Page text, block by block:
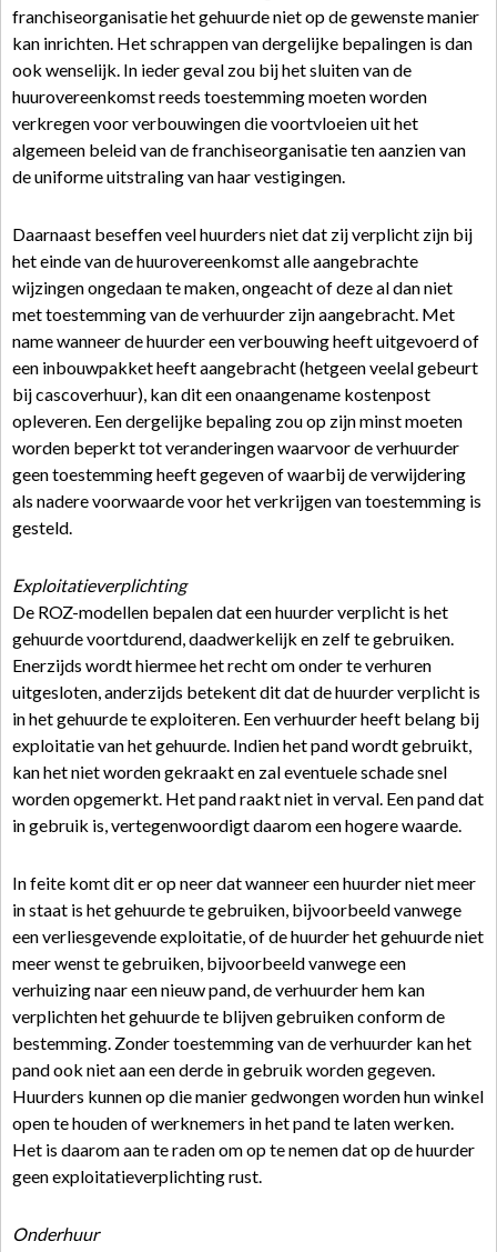
franchiseorganisatie het gehuurde niet op de gewenste manier
kan inrichten. Het schrappen van dergelijke bepalingen is dan
ook wenselijk. In ieder geval zou bij het sluiten van de
huurovereenkomst reeds toestemming moeten worden
verkregen voor verbouwingen die voortvloeien uit het
algemeen beleid van de franchiseorganisatie ten aanzien van
de uniforme uitstraling van haar vestigingen.
Daarnaast beseffen veel huurders niet dat zij verplicht zijn bij
het einde van de huurovereenkomst alle aangebrachte
wijzingen ongedaan te maken, ongeacht of deze al dan niet
met toestemming van de verhuurder zijn aangebracht. Met
name wanneer de huurder een verbouwing heeft uitgevoerd of
een inbouwpakket heeft aangebracht (hetgeen veelal gebeurt
bij cascoverhuur), kan dit een onaangename kostenpost
opleveren. Een dergelijke bepaling zou op zijn minst moeten
worden beperkt tot veranderingen waarvoor de verhuurder
geen toestemming heeft gegeven of waarbij de verwijdering
als nadere voorwaarde voor het verkrijgen van toestemming is
gesteld.
Exploitatieverplichting
De ROZ-modellen bepalen dat een huurder verplicht is het
gehuurde voortdurend, daadwerkelijk en zelf te gebruiken.
Enerzijds wordt hiermee het recht om onder te verhuren
uitgesloten, anderzijds betekent dit dat de huurder verplicht is
in het gehuurde te exploiteren. Een verhuurder heeft belang bij
exploitatie van het gehuurde. Indien het pand wordt gebruikt,
kan het niet worden gekraakt en zal eventuele schade snel
worden opgemerkt. Het pand raakt niet in verval. Een pand dat
in gebruik is, vertegenwoordigt daarom een hogere waarde.
In feite komt dit er op neer dat wanneer een huurder niet meer
in staat is het gehuurde te gebruiken, bijvoorbeeld vanwege
een verliesgevende exploitatie, of de huurder het gehuurde niet
meer wenst te gebruiken, bijvoorbeeld vanwege een
verhuizing naar een nieuw pand, de verhuurder hem kan
verplichten het gehuurde te blijven gebruiken conform de
bestemming. Zonder toestemming van de verhuurder kan het
pand ook niet aan een derde in gebruik worden gegeven.
Huurders kunnen op die manier gedwongen worden hun winkel
open te houden of werknemers in het pand te laten werken.
Het is daarom aan te raden om op te nemen dat op de huurder
geen exploitatieverplichting rust.
Onderhuur